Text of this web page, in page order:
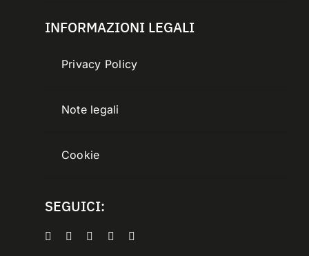
INFORMAZIONI LEGALI
Privacy Policy
Note legali
Cookie
SEGUICI: